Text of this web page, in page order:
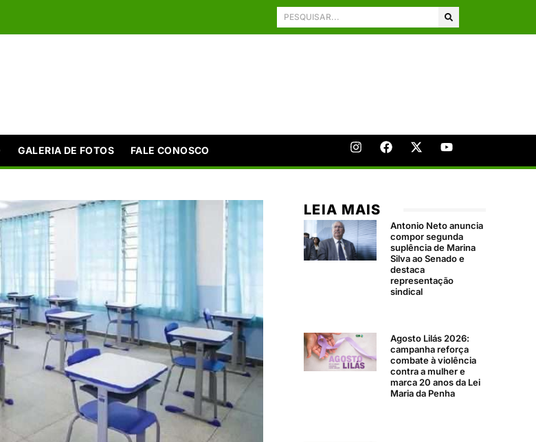
GALERIA DE FOTOS FALE CONOSCO
LEIA MAIS
Antonio Neto anuncia
compor segunda
suplência de Marina
Silva ao Senado e
destaca
representação
sindical
Agosto Lilás 2026:
campanha reforça
combate à violência
contra a mulher e
marca 20 anos da Lei
Maria da Penha